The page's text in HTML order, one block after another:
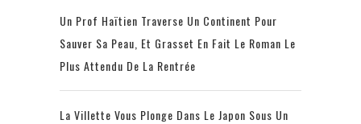
Un Prof Haïtien Traverse Un Continent Pour
Sauver Sa Peau, Et Grasset En Fait Le Roman Le
Plus Attendu De La Rentrée
La Villette Vous Plonge Dans Le Japon Sous Un